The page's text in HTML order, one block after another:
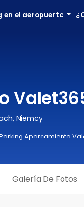
en el aeropuerto
Niemcy
Parking Aparcamiento
Galería De Fotos